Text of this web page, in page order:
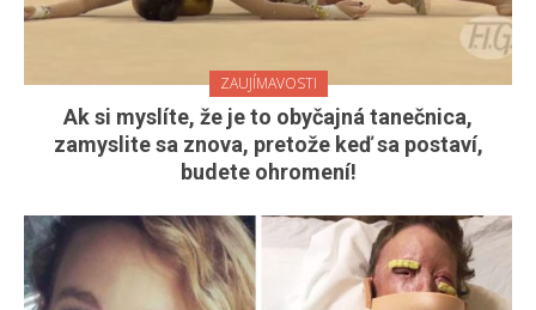
ZAUJÍMAVOSTI
Ak si myslíte, že je to obyčajná tanečnica,
zamyslite sa znova, pretože keď sa postaví,
budete ohromení!